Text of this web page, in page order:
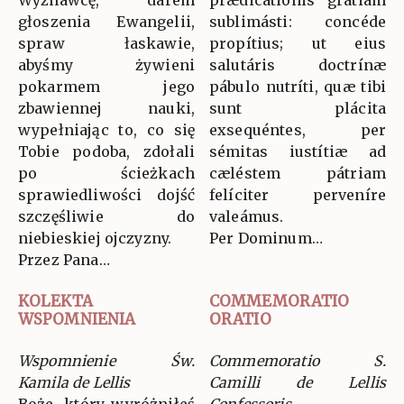
głoszenia Ewangelii,
spraw łaskawie,
abyśmy żywieni
pokarmem jego
zbawiennej nauki,
wypełniając to, co się
Tobie podoba, zdołali
po ścieżkach
sprawiedliwości dojść
szczęśliwie do
niebieskiej ojczyzny.
Przez Pana…
sublimásti: concéde
propítius; ut eius
salutáris doctrínæ
pábulo nutríti, quæ tibi
sunt plácita
exsequéntes, per
sémitas iustítiæ ad
cæléstem pátriam
felíciter perveníre
valeámus.
Per Dominum…
KOLEKTA
WSPOMNIENIA
COMMEMORATIO
ORATIO
Wspomnienie Św.
Kamila de Lellis
Commemoratio S.
Camilli de Lellis